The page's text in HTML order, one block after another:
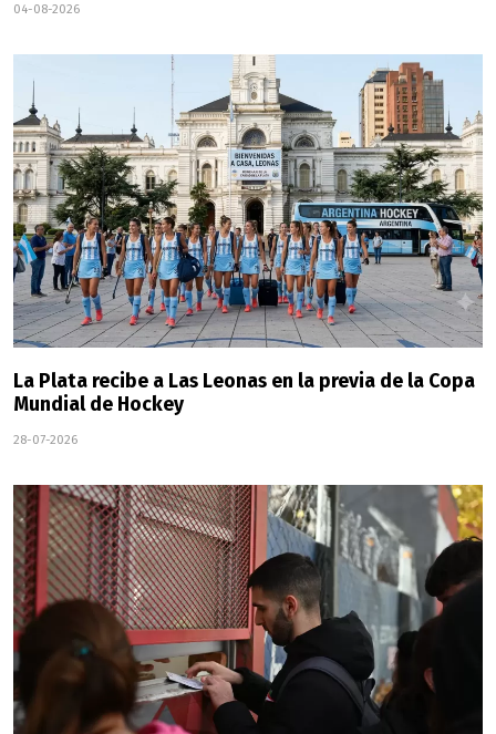
04-08-2026
La Plata recibe a Las Leonas en la previa de la Copa
Mundial de Hockey
28-07-2026